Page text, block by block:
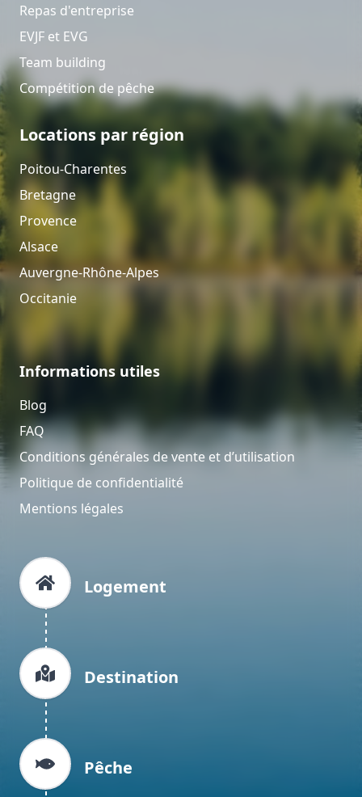
Repas d'entreprise
EVJF et EVG
Team building
Compétition de pêche
Locations par région
Poitou-Charentes
Bretagne
Provence
Alsace
Auvergne-Rhône-Alpes
Occitanie
Informations utiles
Blog
FAQ
Conditions générales de vente et d’utilisation
Politique de confidentialité
Mentions légales
Logement
Destination
Pêche